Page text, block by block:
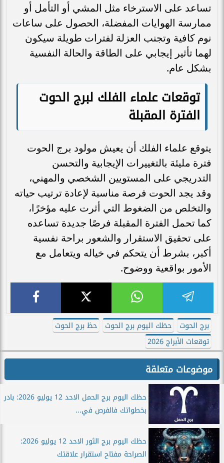
تساعد على الاسترخاء مثل المشي أو التأمل أو
ممارسة الهوايات المفضلة، الحصول على ساعات
نوم كافية وتجنب العزلة لفترات طويلة سيكون
لهما تأثير إيجابي على الطاقة والحالة النفسية
بشكل عام.
توقعات علماء الفلك لبرج الحوت
الفترة المقبلة
يتوقع علماء الفلك أن يعيش مولود برج الحوت
فترة مليئة بالتغييرات الإيجابية والتحسن
التدريجي على المستويين الشخصي والمهني،
وقد يجد الحوت فرصة مناسبة لإعادة ترتيب حياته
والتخلص من الضغوط التي أثرت عليه مؤخرًا،
كما تحمل الفترة المقبلة فرصًا جديدة تساعده
على تحقيق الاستقرار والشعور براحة نفسية
أكبر، بشرط أن يتحكم في خياله ويتعامل مع
الأمور بواقعية ووضوح.
برج الحوت حظك اليوم برج الحوت
حظ برج الحوت
توقعات الأبراج 2026
موضوعات متعلقة
حظك اليوم برج الحمل الاحد 12 يوليو 2026: بادر
بخطواتك فالفرص في...
حظك اليوم برج الثور الاحد 12 يوليو 2026:
الصراحة مفتاح استقرار علاقتك